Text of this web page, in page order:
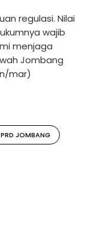
regulasi. Nilai
wajib
menjaga
Jombang
mar)
JOMBANG